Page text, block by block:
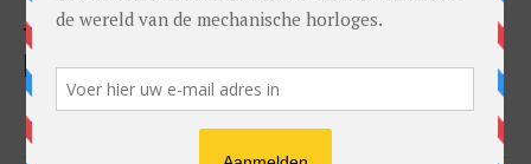
MODELS
ROLEX DAY-DATE: DE ROLEX DER ROLEXEN
(LONGREAD)
on